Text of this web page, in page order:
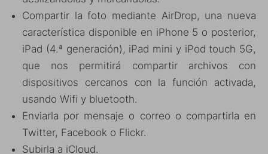
Compartir la foto mediante AirDrop, una nueva
característica disponible en iPhone 5 o posterior,
iPad (4.ª generación), iPad mini y iPod touch 5G,
que nos permitirá compartir archivos con
dispositivos cercanos con la función activada,
usando Wifi y bluetooth.
Enviarla por mensaje o correo o compartirla en
Twitter, Facebook o Flickr.
Subirla a iCloud.